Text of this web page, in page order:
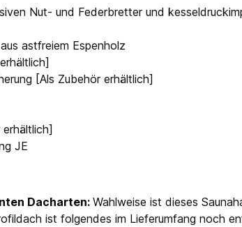
Nut- und Federbretter und
astfreiem Espenholz
[Als Zubehör erhältlich]
JE
Dacharten: Wahlweise ist dieses
ist folgendes im Lieferumfang noch